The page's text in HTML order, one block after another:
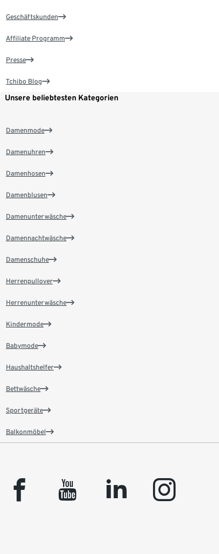
Geschäftskunden
Affiliate Programm
Presse
Tchibo Blog
Unsere beliebtesten Kategorien
Damenmode
Damenuhren
Damenhosen
Damenblusen
Damenunterwäsche
Damennachtwäsche
Damenschuhe
Herrenpullover
Herrenunterwäsche
Kindermode
Babymode
Haushaltshelfer
Bettwäsche
Sportgeräte
Balkonmöbel
facebook youtube linkedin instagram